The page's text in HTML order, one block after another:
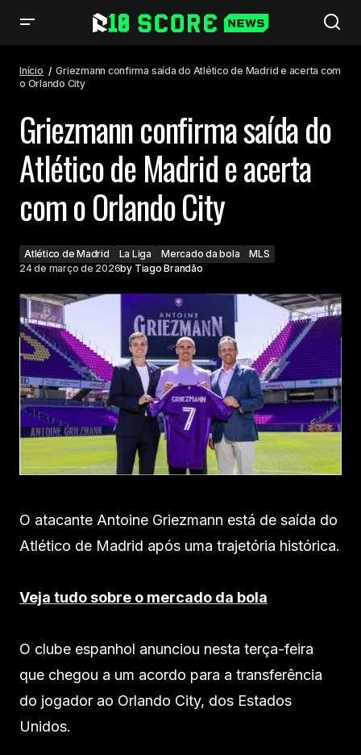
City
Início
Griezmann confirma saída do Atlético de Madrid e acerta com
o Orlando City
Griezmann confirma saída do
Atlético de Madrid e acerta
com o Orlando City
Atlético de Madrid La Liga Mercado da bola
MLS
24 de março de 2026by Tiago Brandão
O atacante Antoine Griezmann está de saída do
Atlético de Madrid após uma trajetória histórica.
Veja tudo sobre o mercado da bola
O clube espanhol anunciou nesta terça-feira
que chegou a um acordo para a transferência
do jogador ao Orlando City, dos Estados
Unidos.